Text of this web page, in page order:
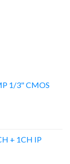
1/3" CMOS
+ 1CH IP